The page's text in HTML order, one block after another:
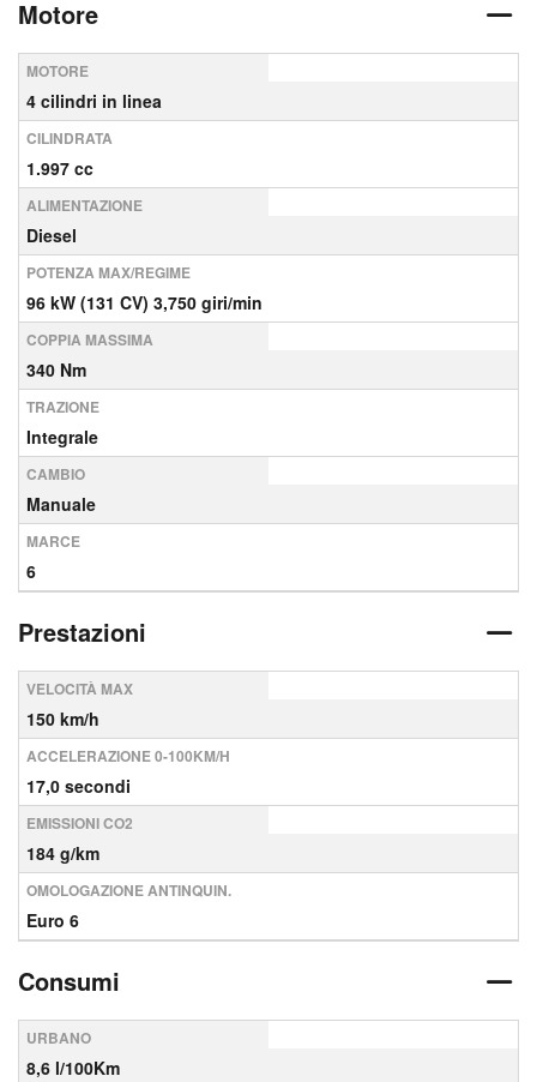
Motore
MOTORE
4 cilindri in linea
CILINDRATA
1.997 cc
ALIMENTAZIONE
Diesel
POTENZA MAX/REGIME
96 kW (131 CV) 3,750 giri/min
COPPIA MASSIMA
340 Nm
TRAZIONE
Integrale
CAMBIO
Manuale
MARCE
6
Prestazioni
VELOCITÀ MAX
150 km/h
ACCELERAZIONE 0-100KM/H
17,0 secondi
EMISSIONI CO2
184 g/km
OMOLOGAZIONE ANTINQUIN.
Euro 6
Consumi
URBANO
8,6 l/100Km